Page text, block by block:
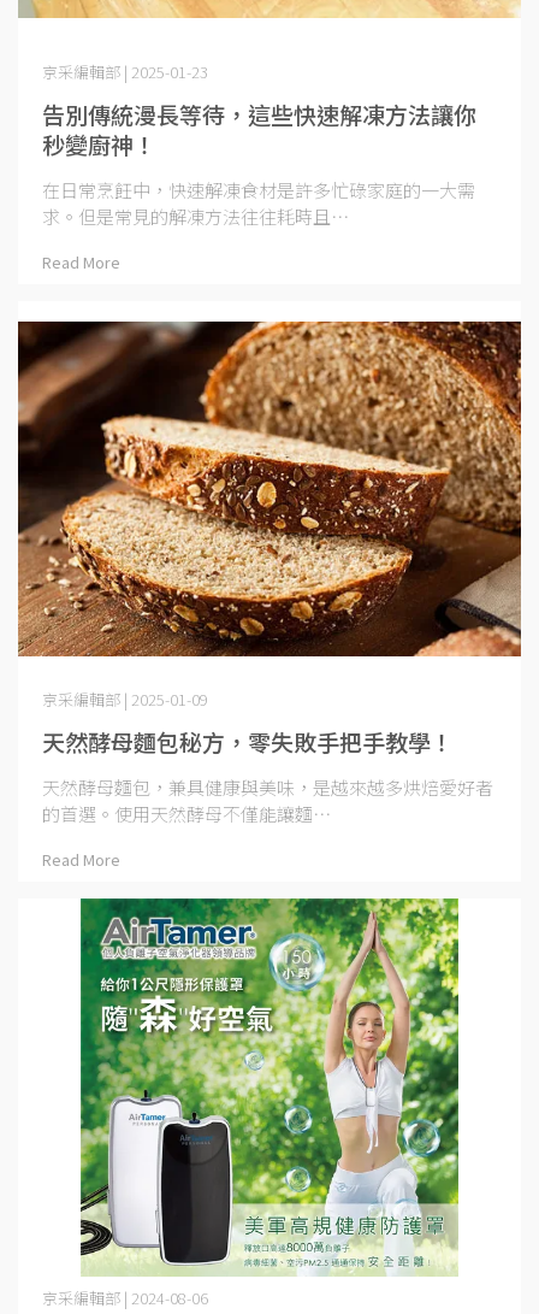
告別傳統漫長等待，這些快速解凍方法讓你
秒變廚神！
京采編輯部 | 2025-01-23
在日常烹飪中，快速解凍食材是許多忙碌家庭的一大需
求。但是常見的解凍方法往往耗時且⋯
Read More
天然酵母麵包秘方，零失敗手把手教學！
京采編輯部 | 2025-01-09
天然酵母麵包，兼具健康與美味，是越來越多烘焙愛好者
的首選。使用天然酵母不僅能讓麵⋯
Read More
京采編輯部 | 2024-08-06